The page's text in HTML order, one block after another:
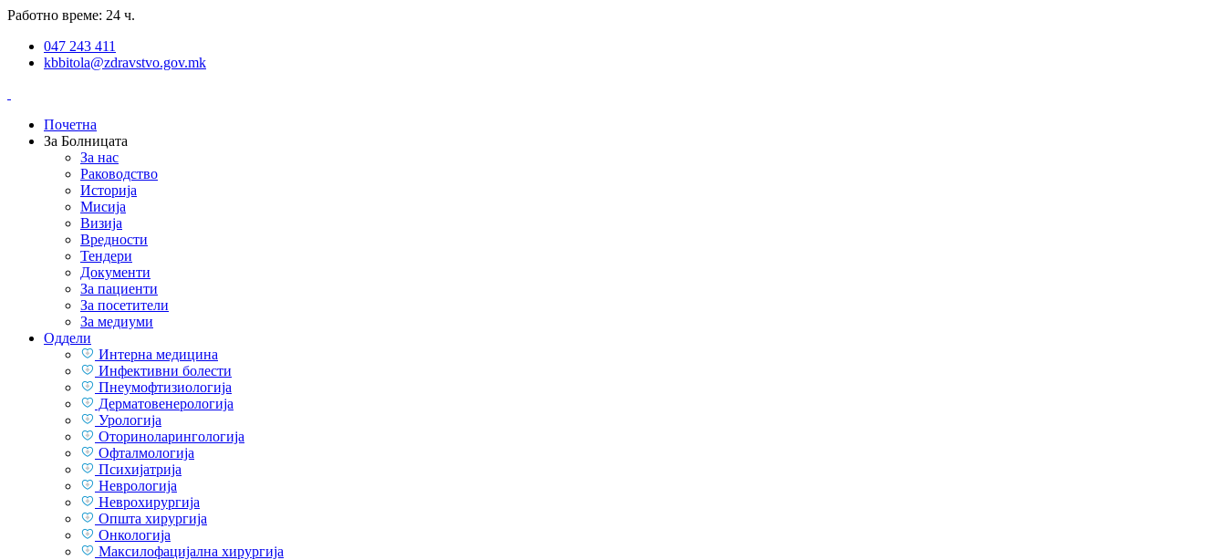
Работно време: 24 ч.
047 243 411
kbbitola@zdravstvo.gov.mk
Почетна
За Болницата
За нас
Раководство
Историја
Мисија
Визија
Вредности
Тендери
Документи
За пациенти
За посетители
За медиуми
Оддели
Интерна медицина
Инфективни болести
Пнеумофтизиологија
Дерматовенерологија
Урологија
Оториноларингологија
Офталмологија
Психијатрија
Неврологија
Неврохирургија
Општа хирургија
Онкологија
Максилофацијална хирургија